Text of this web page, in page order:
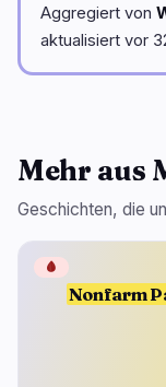
Aggregiert von
aktualisiert vor
Mehr aus
Geschichten, die
Nonfarm
🩸